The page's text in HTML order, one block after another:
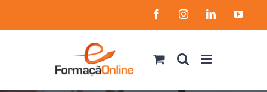
to
FacebookInstagramLinkedIn